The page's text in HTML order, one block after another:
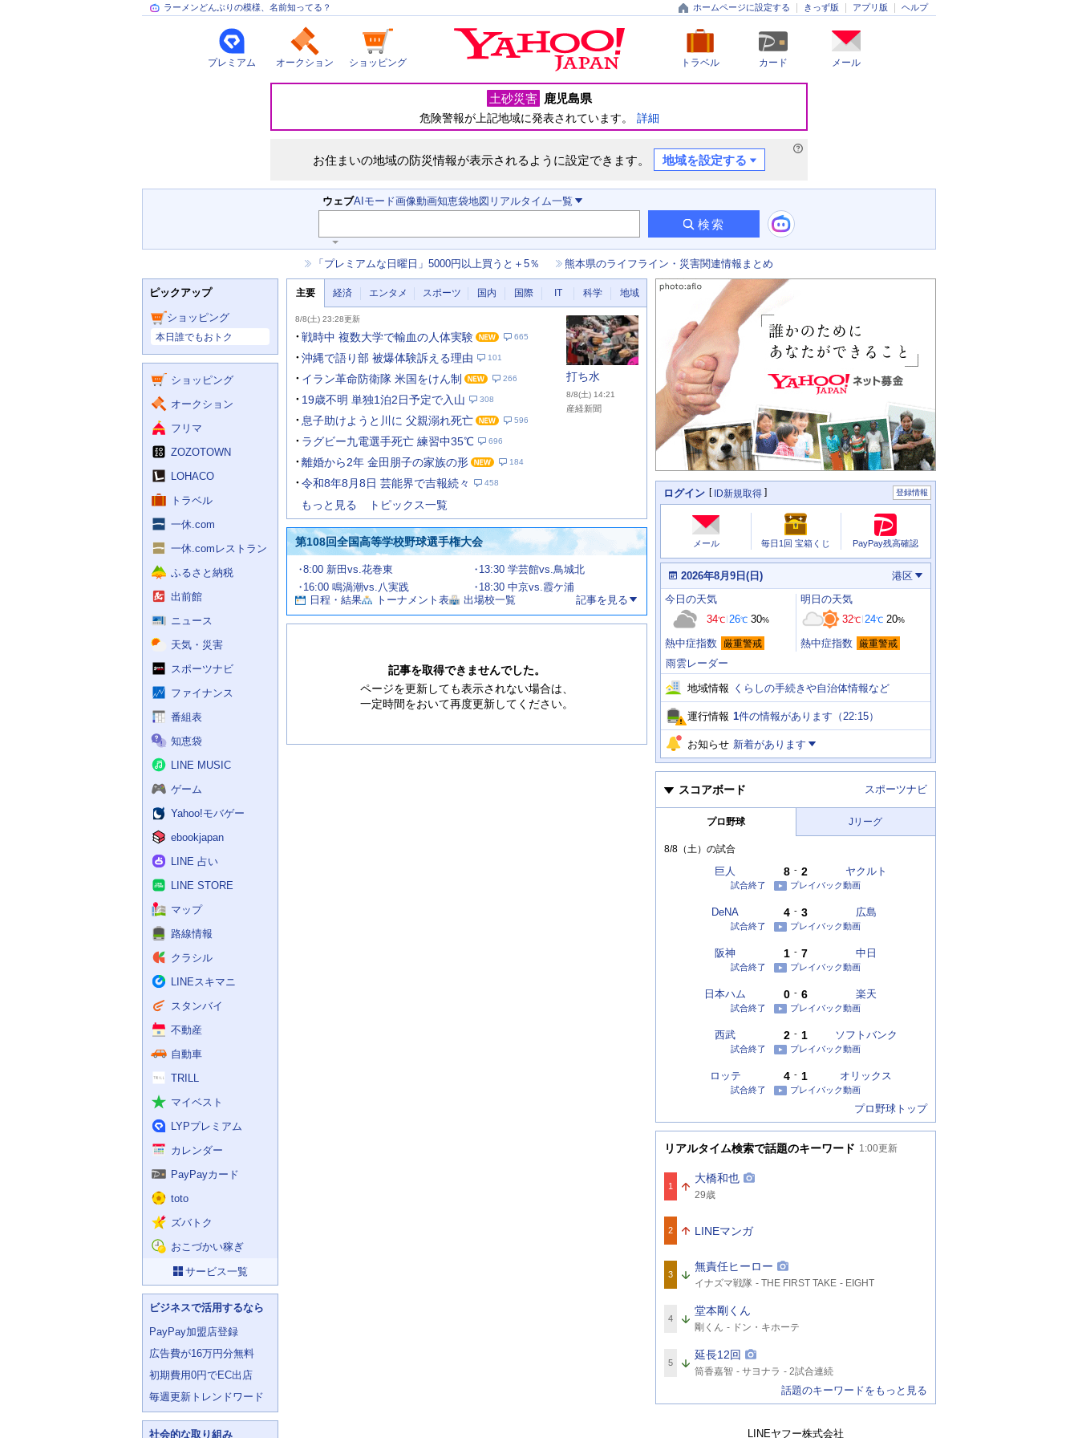
ラーメンどんぶりの模様、名前知ってる？ ホームページに設定する きっず版 アプリ版 ヘルプ
トラベル カード メール
プレミアム オークション ショッピング
災
土砂災害 鹿児島県
危険警報が上記地域に発表されています。 詳細
お住まいの地域の防災情報が表示されるように設定できます。 地域を設定する
検
索
ウェブAIモード画像動画知恵袋地図 リアルタイム一覧
検索
ワ
ー
力
補
助
を
開
く
ら
せ
「プレミアムな日曜日」5000円以上買うと＋5％ 熊本県のライフライン・災害関連情報まとめ
ピックアップ
ショッピング
本日誰でもおトク
主
サ
ビ
ショッピング
オークション
フリマ
ZOZOTOWN
LOHACO
トラベル
一休.com
一休.comレストラン
ふるさと納税
出前館
ニュース
天気・災害
スポーツナビ
ファイナンス
番組表
知恵袋
LINE MUSIC
ゲーム
Yahoo!モバゲー
ebookjapan
LINE 占い
LINE STORE
マップ
路線情報
クラシル
LINEスキマニ
スタンバイ
不動産
自動車
TRILL
マイベスト
LYPプレミアム
カレンダー
PayPayカード
toto
ズバトク
おこづかい稼ぎ
サービス一覧
ビジネスで活用するなら
PayPay加盟店登録
広告費が16万円分無料
初期費用0円でEC出店
毎週更新トレンドワード
社会的な取り組み
ュ
ス
主要 経済 エンタメ スポーツ 国内 国際 IT 科学 地域
要
ニ
ー
8/8(土) 23:28更新
戦時中 複数大学で輸血の人体実験 665
沖縄で語り部 被爆体験訴える理由 101
イラン革命防衛隊 米国をけん制 266
19歳不明 単独1泊2日予定で入山 308
息子助けようと川に 父親溺れ死亡 596
ラグビー九電選手死亡 練習中35℃ 696
離婚から2年 金田朋子の家族の形 184
令和8年8月8日 芸能界で吉報続々 458
打ち水
8/8(土) 14:21
産経新聞
もっと見る トピックス一覧
第108回全国高等学校野球選手権大会
試
合
情
報
8:00 新田vs.花巻東
13:30 学芸館vs.鳥城北
16:00 鳴渦潮vs.八実践
18:30 中京vs.霞ケ浦
日程・結果
トーナメント表 出場校一覧 記事を見る
お
す
記事を取得できませんでした。
ページを更新しても表示されない場合は、
一定時間をおいて再度更新してください。
個
人
情
報
ログイン ID新規取得 登録情報
あ
た
の
ス
ス
メール 毎日1回 宝箱くじ PayPay残高確認
本
日
の
気
、
運
情
報
2026年8月9日(日) 港区
今
日
の
天
気
今日 の天気
34℃ 26℃ 30%
熱中症指数 厳重警戒
明日 の天気
32℃ 24℃ 20%
熱中症指数 厳重警戒
雨雲レーダー
地域情報 くらしの手続きや自治体情報など
運行情報 1件の情報があります（ 22:15）
お知らせ 新着があります
スコアボード スポーツナビ
プロ野球 Jリーグ
8/8（土） の試合
巨人 ヤクルト
試合終了 プレイバック動画
8 - 2
DeNA 広島
試合終了 プレイバック動画
4 - 3
阪神 中日
試合終了 プレイバック動画
1 - 7
日本ハム 楽天
試合終了 プレイバック動画
0 - 6
西武 ソフトバンク
試合終了 プレイバック動画
2 - 1
ロッテ オリックス
試合終了 プレイバック動画
4 - 1
プロ野球トップ
リアルタイム検索で話題のキーワード 1:00更新
1
大橋和也
関
連
ド
29歳
2 LINEマンガ
3
無責任ヒーロー
関
連
ー
ド
イナズマ戦隊 THE FIRST TAKE EIGHT
4
堂本剛くん
関
連
ー
ド
剛くん ドン・キホーテ
5
延長12回
関
連
筒香嘉智 サヨナラ 2試合連続
話題のキーワードをもっと見る
LINEヤフー株式会社